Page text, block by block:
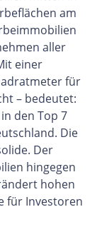
am
aller
einer
für
– bedeutet:
in den Top 7
Die
Der
hingegen
hohen
für Investoren